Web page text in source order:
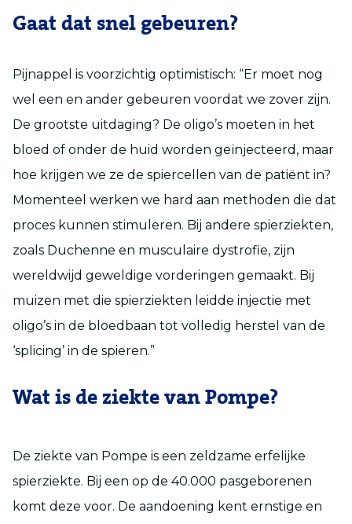
Gaat dat snel gebeuren?
Pijnappel is voorzichtig optimistisch: “Er moet nog
wel een en ander gebeuren voordat we zover zijn.
De grootste uitdaging? De oligo’s moeten in het
bloed of onder de huid worden geïnjecteerd, maar
hoe krijgen we ze de spiercellen van de patiënt in?
Momenteel werken we hard aan methoden die dat
proces kunnen stimuleren. Bij andere spierziekten,
zoals Duchenne en musculaire dystrofie, zijn
wereldwijd geweldige vorderingen gemaakt. Bij
muizen met die spierziekten leidde injectie met
oligo’s in de bloedbaan tot volledig herstel van de
‘splicing’ in de spieren.”
Wat is de ziekte van Pompe?
De ziekte van Pompe is een zeldzame erfelijke
spierziekte. Bij een op de 40.000 pasgeborenen
komt deze voor. De aandoening kent ernstige en